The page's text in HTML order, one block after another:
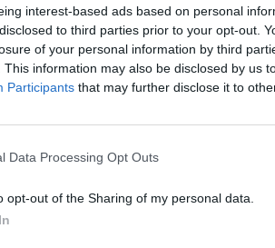
interest-based ads based on personal
to third parties prior to your opt-out.
of your personal information by third
This information may also be disclosed by us
Participants that may further disclose it to
Data Processing Opt Outs
opt-out of the Sharing of my personal data.